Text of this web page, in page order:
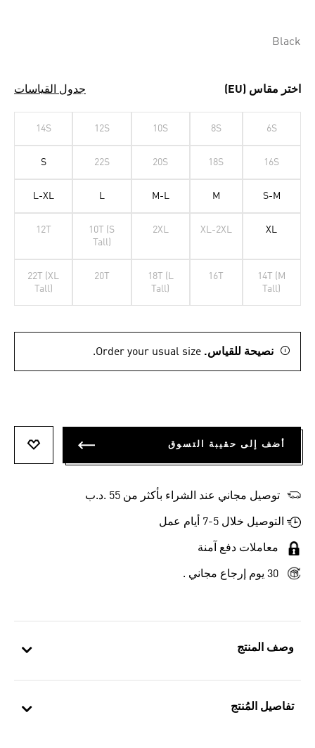
وصف المنتج
تفاصيل المُنتج
Black
اختر مقاس (EU) جدول القياسات
6S
8S
10S
12S
14S
16S
18S
20S
22S
S
S-M
M
M-L
L
L-XL
XL
XL-2XL
2XL
10T (S
Tall)
12T
14T (M
Tall)
16T
18T (L
Tall)
20T
22T (XL
Tall)
نصيحة للقياس. Order your usual size.
أضف إلى حقيبة التسوق
توصيل مجاني عند الشراء بأكثر من 55 .د.ب‎
التوصيل خلال 5-7 أيام عمل
معاملات دفع آمنة